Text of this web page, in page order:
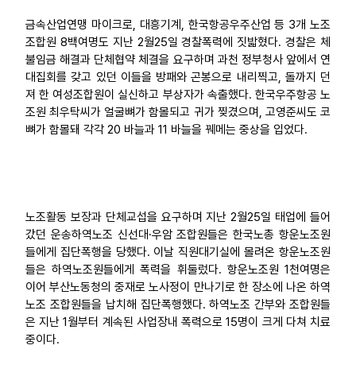
금속산업연맹 마이크로, 대흥기계, 한국항공우주산업 등 3개 노조
조합원 8백여명도 지난 2월25일 경찰폭력에 짓밟혔다. 경찰은 체
불임금 해결과 단체협약 체결을 요구하며 과천 정부청사 앞에서 연
대집회를 갖고 있던 이들을 방패와 곤봉으로 내리찍고, 돌까지 던
져 한 여성조합원이 실신하고 부상자가 속출했다. 한국우주항공 노
조원 최우탁씨가 얼굴뼈가 함몰되고 귀가 찢겼으며, 고영준씨도 코
뼈가 함몰돼 각각 20 바늘과 11 바늘을 꿰메는 중상을 입었다.
노조활동 보장과 단체교섭을 요구하며 지난 2월25일 태업에 들어
갔던 운송하역노조 신선대·우암 조합원들은 한국노총 항운노조원
들에게 집단폭행을 당했다. 이날 직원대기실에 몰려온 항운노조원
들은 하역노조원들에게 폭력을 휘둘렀다. 항운노조원 1천여명은
이어 부산노동청의 중재로 노사정이 만나기로 한 장소에 나온 하역
노조 조합원들을 납치해 집단폭행했다. 하역노조 간부와 조합원들
은 지난 1월부터 계속된 사업장내 폭력으로 15명이 크게 다쳐 치료
중이다.